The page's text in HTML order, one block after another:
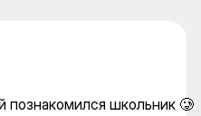
познакомился школьник 🥲